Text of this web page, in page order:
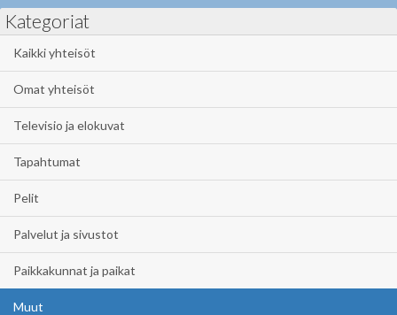
Kategoriat
Kaikki yhteisöt
Omat yhteisöt
Televisio ja elokuvat
Tapahtumat
Pelit
Palvelut ja sivustot
Paikkakunnat ja paikat
Muut